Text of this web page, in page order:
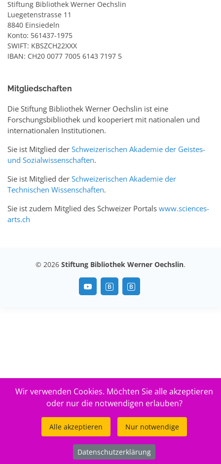
Stiftung Bibliothek Werner Oechslin
Luegetenstrasse 11
8840 Einsiedeln
Konto: 561437-1975
SWIFT: KBSZCH22XXX
IBAN: CH20 0077 7005 6143 7197 5
Mitgliedschaften
Die Stiftung Bibliothek Werner Oechslin ist eine
Forschungsbibliothek und kooperiert mit nationalen und
internationalen Institutionen.
Sie ist Mitglied der Schweizerischen Akademie der Geistes-
und Sozialwissenschaften.
Sie ist Mitglied der Schweizerischen Akademie der
Technischen Wissenschaften.
Sie ist zudem Mitglied des Schweizer Portals www.sciences-
arts.ch
© 2026 Stiftung Bibliothek Werner Oechslin.
Wir verwenden Cookies. Möchten Sie alle akzeptieren
oder nur die notwendigen erlauben?
Alle akzeptieren Nur notwendige
Datenschutzerklärung